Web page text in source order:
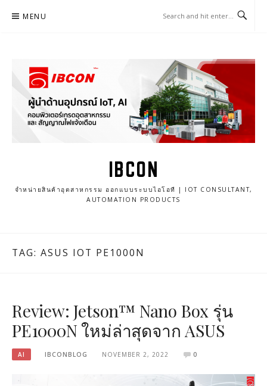
MENU
IBCON
จำหน่ายสินค้าอุตสาหกรรม ออกแบบระบบไอโอที | IOT CONSULTANT,
AUTOMATION PRODUCTS
TAG: ASUS IOT PE1000N
Review: Jetson™ Nano Box รุ่น
PE1000N ใหม่ล่าสุดจาก ASUS
AI IBCONBLOG NOVEMBER 2, 2022 0